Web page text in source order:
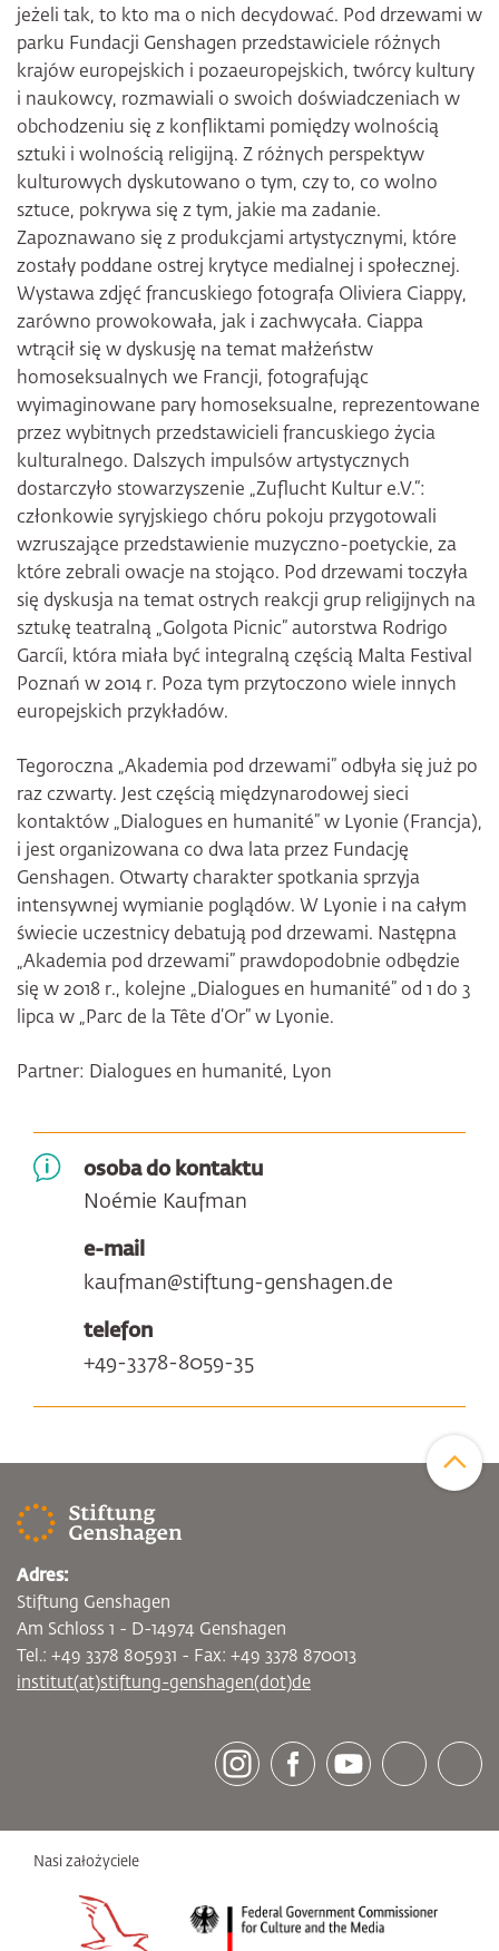
jeżeli tak, to kto ma o nich decydować. Pod drzewami w
parku Fundacji Genshagen przedstawiciele różnych
krajów europejskich i pozaeuropejskich, twórcy kultury
i naukowcy, rozmawiali o swoich doświadczeniach w
obchodzeniu się z konfliktami pomiędzy wolnością
sztuki i wolnością religijną. Z różnych perspektyw
kulturowych dyskutowano o tym, czy to, co wolno
sztuce, pokrywa się z tym, jakie ma zadanie.
Zapoznawano się z produkcjami artystycznymi, które
zostały poddane ostrej krytyce medialnej i społecznej.
Wystawa zdjęć francuskiego fotografa Oliviera Ciappy,
zarówno prowokowała, jak i zachwycała. Ciappa
wtrącił się w dyskusję na temat małżeństw
homoseksualnych we Francji, fotografując
wyimaginowane pary homoseksualne, reprezentowane
przez wybitnych przedstawicieli francuskiego życia
kulturalnego. Dalszych impulsów artystycznych
dostarczyło stowarzyszenie „Zuflucht Kultur e.V.“:
członkowie syryjskiego chóru pokoju przygotowali
wzruszające przedstawienie muzyczno-poetyckie, za
które zebrali owacje na stojąco. Pod drzewami toczyła
się dyskusja na temat ostrych reakcji grup religijnych na
sztukę teatralną „Golgota Picnic” autorstwa Rodrigo
Garcíi, która miała być integralną częścią Malta Festival
Poznań w 2014 r. Poza tym przytoczono wiele innych
europejskich przykładów.
Tegoroczna „Akademia pod drzewami” odbyła się już po
raz czwarty. Jest częścią międzynarodowej sieci
kontaktów „Dialogues en humanité” w Lyonie (Francja),
i jest organizowana co dwa lata przez Fundację
Genshagen. Otwarty charakter spotkania sprzyja
intensywnej wymianie poglądów. W Lyonie i na całym
świecie uczestnicy debatują pod drzewami. Następna
„Akademia pod drzewami” prawdopodobnie odbędzie
się w 2018 r., kolejne „Dialogues en humanité” od 1 do 3
lipca w „Parc de la Tête d’Or” w Lyonie.
Partner: Dialogues en humanité, Lyon
osoba do kontaktu
Noémie Kaufman
e-mail
kaufman@stiftung-genshagen.de
telefon
+49-3378-8059-35
[socialLinksTitle]
Adres:
Stiftung Genshagen
Am Schloss 1 - D-14974 Genshagen
Tel.: +49 3378 805931 - Fax: +49 3378 870013
institut(at)stiftung-genshagen(dot)de
Nasi założyciele